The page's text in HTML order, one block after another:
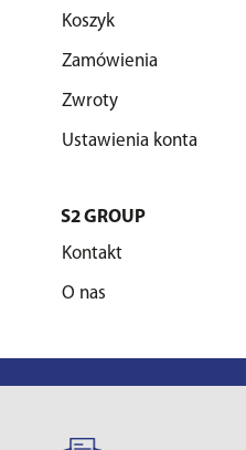
Koszyk
Zamówienia
Zwroty
Ustawienia konta
S2 GROUP
Kontakt
O nas